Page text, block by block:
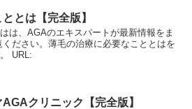
とは【完全版】
は、AGAのエキスパートが最新情報をま
ださい。薄毛の治療に必要なこととはを
。 URL:
クリニック【完全版】